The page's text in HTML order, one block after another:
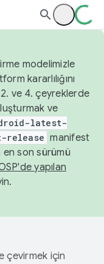
modelimizle
kararlılığını
ve 4. çeyreklerde
ve
latest-
release manifest
en son sürümü
yapılan
çevirmek için